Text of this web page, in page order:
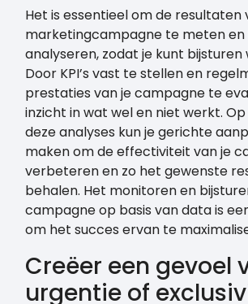
Het is essentieel om de resultaten
marketingcampagne te meten
analyseren, zodat je kunt bijsturen
Door KPI’s vast te stellen en
prestaties van je campagne te
inzicht in wat wel en niet werkt.
deze analyses kun je gerichte
maken om de effectiviteit van je
verbeteren en zo het gewenste
behalen. Het monitoren en
campagne op basis van data is
om het succes ervan te
Creëer een gevoel
urgentie of